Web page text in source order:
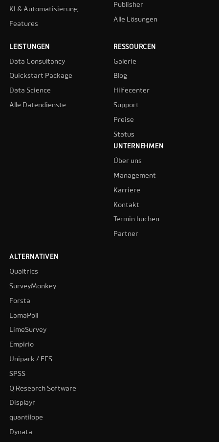
KI & Automatisierung
Features
Publisher
Alle Lösungen
LEISTUNGEN
Data Consultancy
Quickstart Package
Data Science
Alle Datendienste
RESSOURCEN
Galerie
Blog
Hilfecenter
Support
Preise
Status
UNTERNEHMEN
Über uns
Management
Karriere
Kontakt
Termin buchen
Partner
ALTERNATIVEN
Qualtrics
SurveyMonkey
Forsta
LamaPoll
LimeSurvey
Empirio
Unipark / EFS
SPSS
Q Research Software
Displayr
quantilope
Dynata